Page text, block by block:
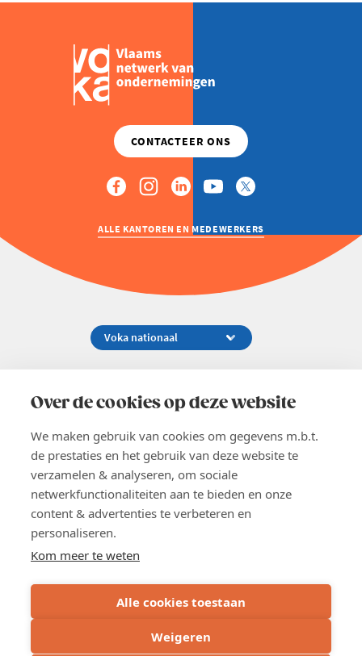
Over de cookies op deze website
We maken gebruik van cookies om gegevens m.b.t.
de prestaties en het gebruik van deze website te
verzamelen & analyseren, om sociale
netwerkfunctionaliteiten aan te bieden en onze
content & advertenties te verbeteren en
personaliseren.
Kom meer te weten
Alle cookies toestaan
Weigeren
ALLE KANTOREN EN MEDEWERKERS
02 229 81 11
EN
Word lid
Voka 2026
Privacyverklaring